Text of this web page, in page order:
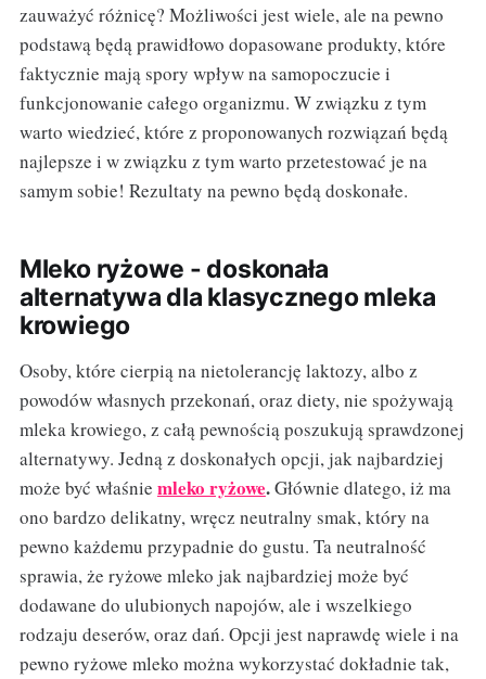
zauważyć różnicę? Możliwości jest wiele, ale na pewno
podstawą będą prawidłowo dopasowane produkty, które
faktycznie mają spory wpływ na samopoczucie i
funkcjonowanie całego organizmu. W związku z tym
warto wiedzieć, które z proponowanych rozwiązań będą
najlepsze i w związku z tym warto przetestować je na
samym sobie! Rezultaty na pewno będą doskonałe.
Mleko ryżowe - doskonała
alternatywa dla klasycznego mleka
krowiego
Osoby, które cierpią na nietolerancję laktozy, albo z
powodów własnych przekonań, oraz diety, nie spożywają
mleka krowiego, z całą pewnością poszukują sprawdzonej
alternatywy. Jedną z doskonałych opcji, jak najbardziej
może być właśnie mleko ryżowe.Głównie dlatego, iż ma
ono bardzo delikatny, wręcz neutralny smak, który na
pewno każdemu przypadnie do gustu. Ta neutralność
sprawia, że ryżowe mleko jak najbardziej może być
dodawane do ulubionych napojów, ale i wszelkiego
rodzaju deserów, oraz dań. Opcji jest naprawdę wiele i na
pewno ryżowe mleko można wykorzystać dokładnie tak,